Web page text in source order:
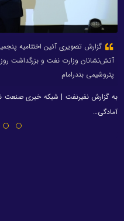
گزارش تصویری آئین اختتامیه
آتش‌نشانان وزارت نفت و بزرگداشت
پتروشیمی بندرامام
به گزارش نفیرنفت | شبکه خبری صنعت
آمادگی…